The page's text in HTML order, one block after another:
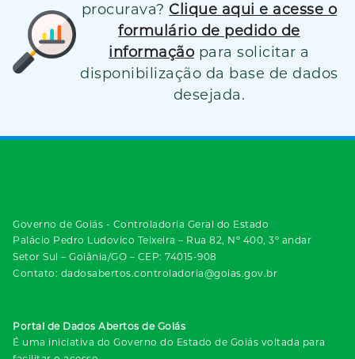
procurava? Clique aqui e acesse o
formulário de pedido de
informação para solicitar a
disponibilização da base de dados
desejada.
Governo de Goiás - Controladoria Geral do Estado
Palácio Pedro Ludovico Teixeira – Rua 82, Nº 400, 3º andar
Setor Sul – Goiânia/GO – CEP: 74015-908
Contato: dadosabertos.controladoria@goias.gov.br
Portal de Dados Abertos de Goiás
É uma iniciativa do Governo do Estado de Goiás voltada para